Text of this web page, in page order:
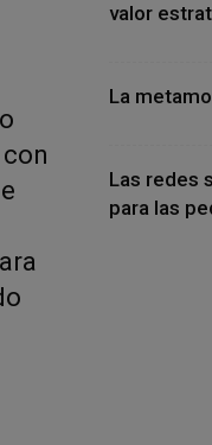
valor
La
Las redes
para las